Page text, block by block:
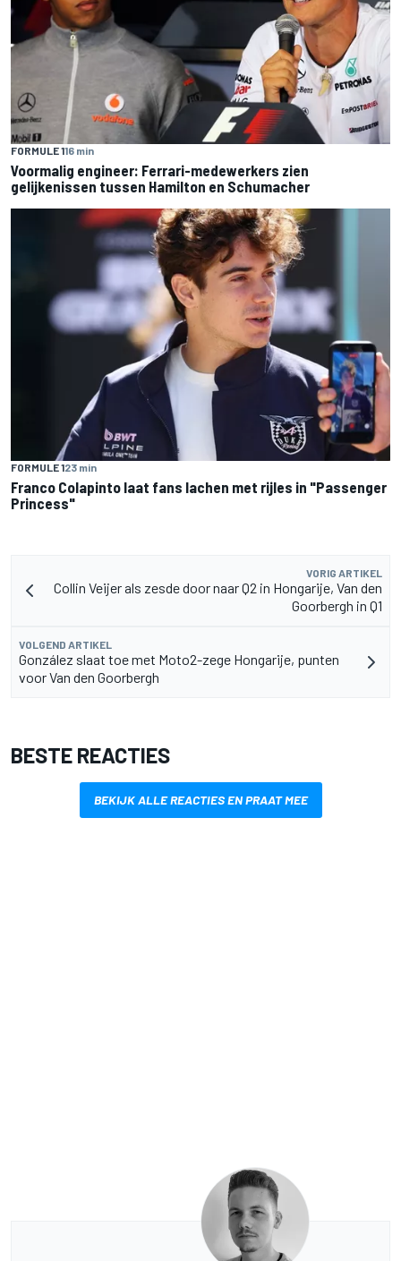
FORMULE 116 min
Voormalig engineer: Ferrari-medewerkers zien
gelijkenissen tussen Hamilton en Schumacher
FORMULE 123 min
Franco Colapinto laat fans lachen met rijles in "Passenger
Princess"
VORIG ARTIKEL
Collin Veijer als zesde door naar Q2 in Hongarije, Van den
Goorbergh in Q1
VOLGEND ARTIKEL
González slaat toe met Moto2-zege Hongarije, punten
voor Van den Goorbergh
BESTE REACTIES
BEKIJK ALLE REACTIES EN PRAAT MEE